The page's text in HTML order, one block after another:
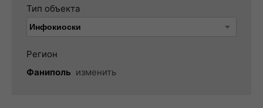
Тип объекта
Регион
Фаниполь изменить